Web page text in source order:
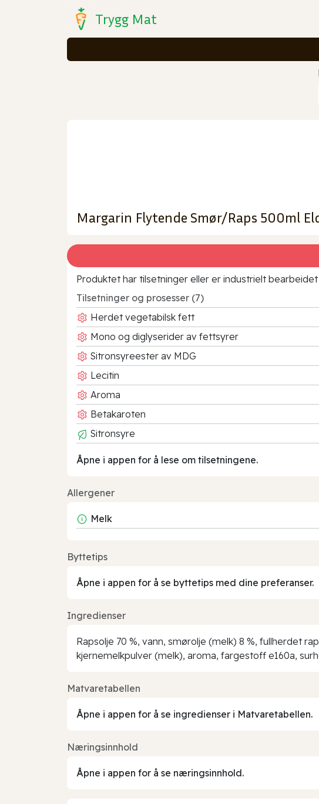
Trygg Mat
Margarin Flytende Smør/Raps 500ml
Produktet har tilsetninger eller er industrielt
Tilsetninger og prosesser (7)
Herdet vegetabilsk fett
Mono og diglyserider av fettsyrer
Sitronsyreester av MDG
Lecitin
Aroma
Betakaroten
Sitronsyre
Åpne i appen for å lese om tilsetningene.
Allergener
Melk
Byttetips
Åpne i appen for å se byttetips med dine preferanser.
Ingredienser
Rapsolje 70 %, vann, smørolje (melk) 8 %, fullherdet
kjernemelkpulver (melk), aroma, fargestoff e160a,
Matvaretabellen
Åpne i appen for å se ingredienser i Matvaretabellen.
Næringsinnhold
Åpne i appen for å se næringsinnhold.